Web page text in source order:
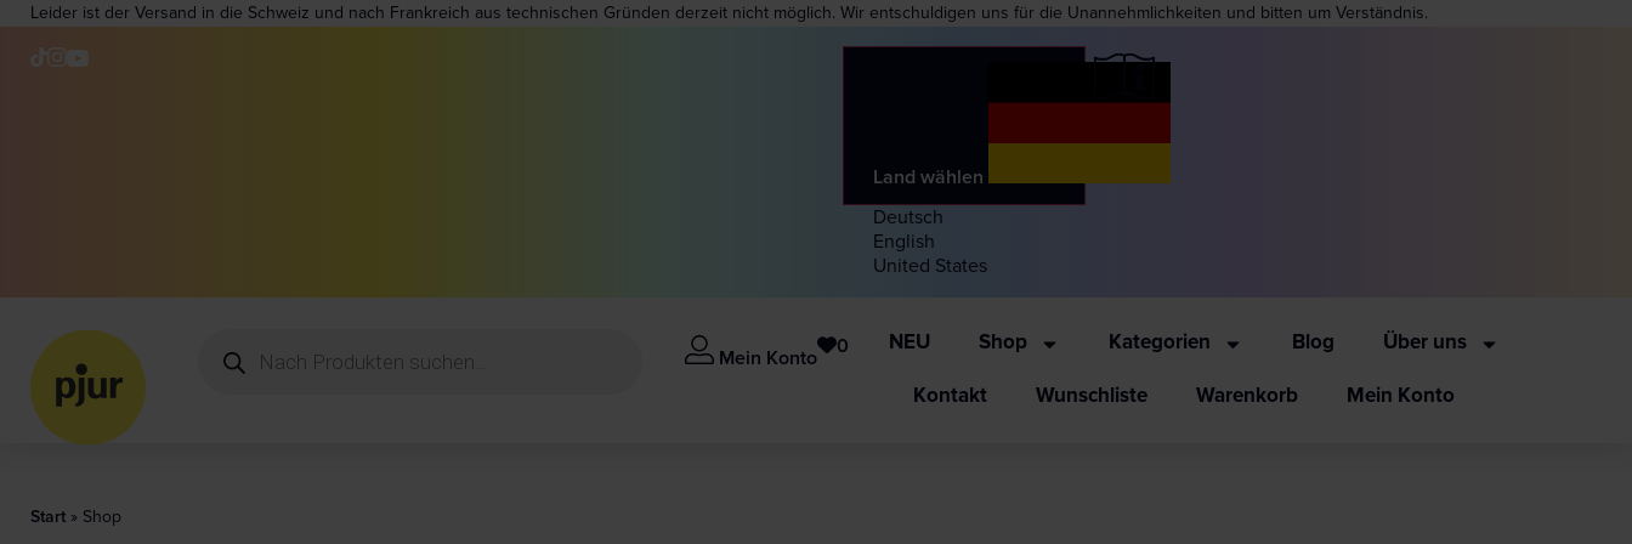
Leider ist der Versand in die Schweiz und nach Frankreich aus technischen Gründen derzeit nicht möglich. Wir entschuldigen uns für die Unannehmlichkeiten und bitten um Verständnis.
Land wählen
Deutsch
English
United States
Mein Konto
0 NEU Shop Kategorien Blog Über uns
Kontakt Wunschliste Warenkorb Mein Konto
Start » Shop